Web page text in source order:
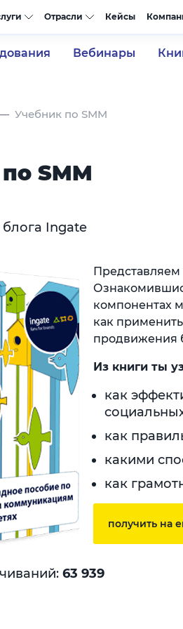
Отрасли Кейсы
Вебинары
Учебник по SMM
SMM
Ingate
компонентах
как
продвижения
Из книги ты
как
как
какими
как
получить на
63 939